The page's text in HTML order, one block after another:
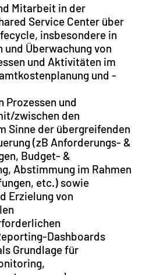
Mitarbeit in der
Service Center über
insbesondere in
Überwachung von
und Aktivitäten im
und -
Prozessen und
zwischen den
Sinne der übergreifenden
(zB Anforderungs- &
Budget- &
Abstimmung im Rahmen
etc.) sowie
Erzielung von
Dashboards
Grundlage für